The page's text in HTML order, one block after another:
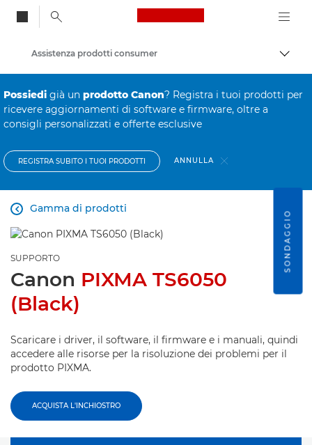
Canon Logo, back
Assistenza prodotti consumer
Possiedi già un prodotto Canon? Registra i tuoi prodotti per
ricevere aggiornamenti di software e firmware, oltre a
consigli personalizzati e offerte esclusive
REGISTRA SUBITO I TUOI PRODOTTI ANNULLA
Gamma di prodotti

SUPPORTO
Canon PIXMA TS6050
(Black)
Scaricare i driver, il software, il firmware e i manuali, quindi
accedere alle risorse per la risoluzione dei problemi per il
prodotto PIXMA.
ACQUISTA L'INCHIOSTRO
SONDAGGIO